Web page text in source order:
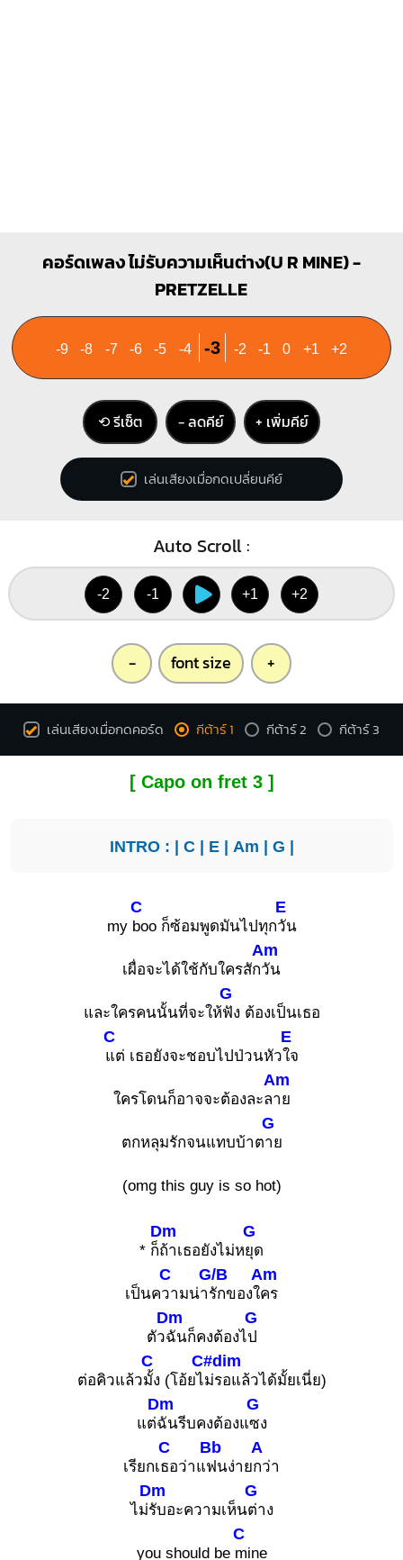
F
1
1
3
4
O O O O
1
G#
X
1 1 1 1
3
คอร์ดเพลง ไม่รับความเห็นต่าง(U R MINE) -
PRETZELLE
-9 -8 -7 -6 -5 -4 -3 -2 -1 0 +1 +2
⟲ รีเซ็ต − ลดคีย์ + เพิ่มคีย์
เล่นเสียงเมื่อกดเปลี่ยนคีย์
Auto Scroll :
-2 -1 +1 +2
- font size +
เล่นเสียงเมื่อกดคอร์ด กีต้าร์ 1 กีต้าร์ 2 กีต้าร์ 3
[ Capo on fret 3 ]
INTRO : | C| E| Am | G |
my
C
boo ก็ซ้อมพูดมันไปทุก
E
วัน
เผื่อจะได้ใช้กับใครสัก
Am
วัน
และใครคนนั้นที่จะให้
G
ฟัง ต้องเป็นเธอ
C
แต่ เธอยังจะชอบไปป่วนหัว
E
ใจ
ใครโดนก็อาจจะต้องละล
Am
าย
ตกหลุมรักจนแทบบ้าต
G
าย
(omg this guy is so hot)
* ก็
Dm
ถ้าเธอยังไม่ห
G
ยุด
เป็นค
C
วามน่า
G/B
รักของใ
Am
คร
ตัว
Dm
ฉันก็คงต้องไ
G
ป
ต่อคิวแล้ว
C
มั้ง (โอ้ยไ
C#dim
ม่รอแล้วได้มั้ยเนี่ย)
แต่
Dm
ฉันรีบคงต้องแ
G
ซง
เรียกเ
C
ธอว่าแ
Bb
ฟนง่าย
A
กว่า
ไม่
Dm
รับอะความเห็น
G
ต่าง
you should be
C
mine